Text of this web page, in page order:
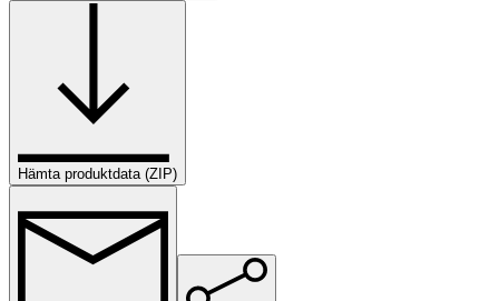
Hämta produktdata (ZIP)